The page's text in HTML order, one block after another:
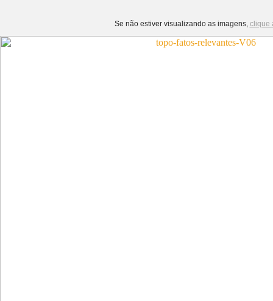
Se não estiver visualizando as imagens, clique